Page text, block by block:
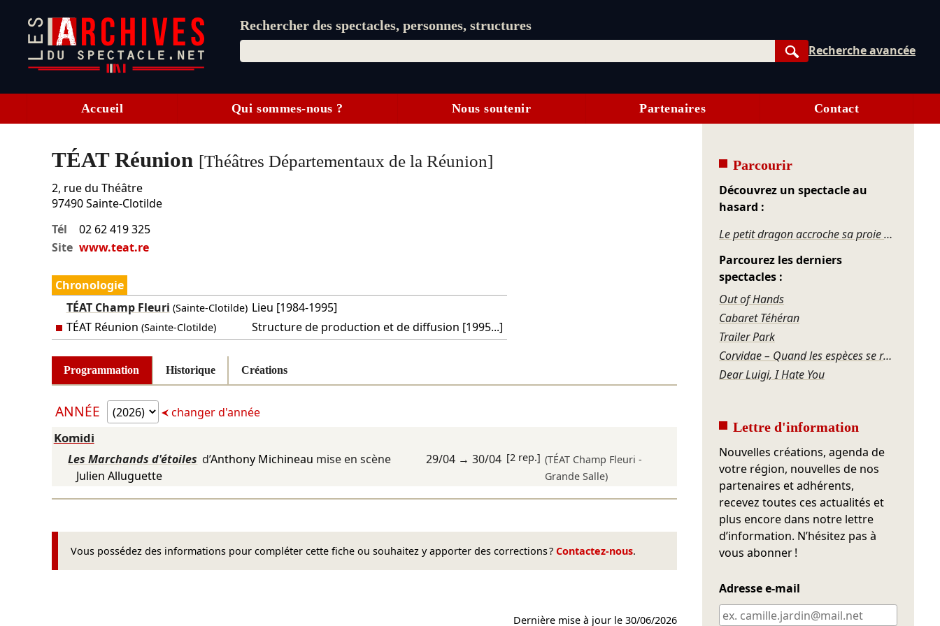
Rechercher des spectacles, personnes, structures
Rechercher
Recherche avancée
Accueil Qui sommes-nous ? Nous soutenir Partenaires Contact
TÉAT Réunion [Théâtres Départementaux de la Réunion]
2, rue du Théâtre
97490 Sainte-Clotilde
Tél
02 62 419 325
Site www.teat.re
Chronologie
TÉAT Champ Fleuri (Sainte-Clotilde) Lieu [1984-1995]
TÉAT Réunion (Sainte-Clotilde) Structure de production et de diffusion [1995...]
Programmation Historique Créations
ANNÉE changer d'année
Komidi
Les Marchands d'étoiles d’Anthony Michineau mise en scène
Julien Alluguette
29/04→ 30/04 [2 rep.] (TÉAT Champ Fleuri -
Grande Salle)
Vous possédez des informations pour compléter cette fiche ou souhaitez y apporter des corrections ? Contactez-nous.
Dernière mise à jour le30/06/2026
Parcourir
Découvrez un spectacle au
hasard :
Le petit dragon accroche sa proie et avec sa queue il frappe
Parcourez les derniers
spectacles :
Out of Hands
Cabaret Téhéran
Trailer Park
Corvidae – Quand les espèces se regardent
Dear Luigi, I Hate You
Lettre d'information
Nouvelles créations, agenda de
votre région, nouvelles de nos
partenaires et adhérents,
recevez toutes ces actualités et
plus encore dans notre lettre
d’information. N’hésitez pas à
vous abonner !
Adresse e-mail